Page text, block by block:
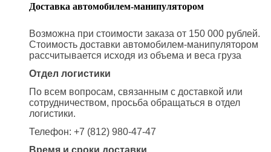
Доставка автомобилем-манипулятором
Возможна при стоимости заказа от 150 000 рублей.
Стоимость доставки автомобилем-манипулятором
рассчитывается исходя из объема и веса груза
Отдел логистики
По всем вопросам, связанным с доставкой или
сотрудничеством, просьба обращаться в отдел
логистики.
Телефон: +7 (812) 980-47-47